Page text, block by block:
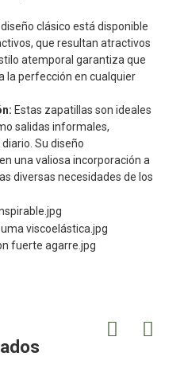
clásico está disponible
que resultan atractivos
atemporal garantiza que
la perfección en cualquier
Estas zapatillas son ideales
salidas informales,
Su diseño
una valiosa incorporación a
diversas necesidades de los